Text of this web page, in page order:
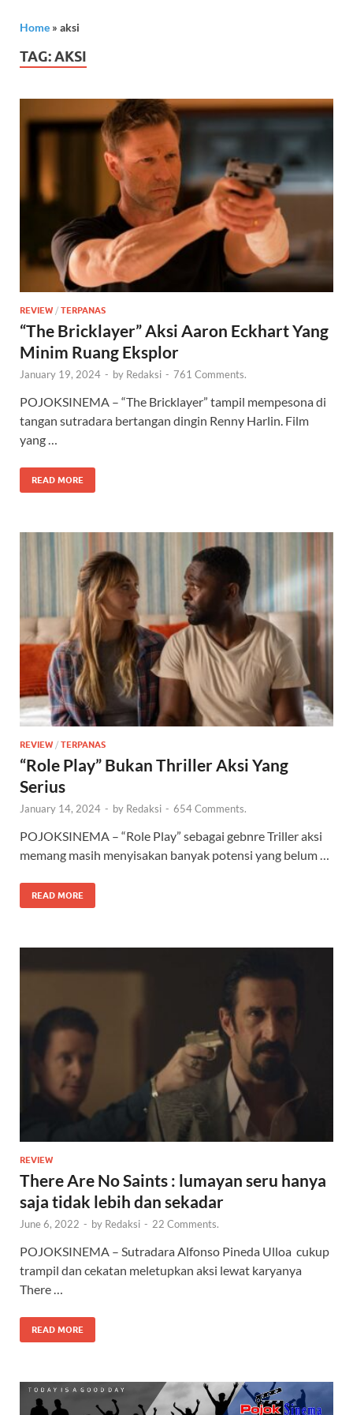
Home » aksi
TAG:AKSI
REVIEW / TERPANAS
“The Bricklayer” Aksi Aaron Eckhart Yang
Minim Ruang Eksplor
January 19, 2024 - by Redaksi - 761 Comments.
POJOKSINEMA – “The Bricklayer” tampil mempesona di
tangan sutradara bertangan dingin Renny Harlin. Film
yang …
READ MORE
REVIEW / TERPANAS
“Role Play” Bukan Thriller Aksi Yang
Serius
January 14, 2024 - by Redaksi - 654 Comments.
POJOKSINEMA – “Role Play” sebagai gebnre Triller aksi
memang masih menyisakan banyak potensi yang belum …
READ MORE
REVIEW
There Are No Saints : lumayan seru hanya
saja tidak lebih dan sekadar
June 6, 2022 - by Redaksi - 22 Comments.
POJOKSINEMA – Sutradara Alfonso Pineda Ulloa cukup
trampil dan cekatan meletupkan aksi lewat karyanya
There …
READ MORE